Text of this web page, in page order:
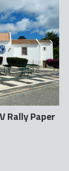
Rally Paper